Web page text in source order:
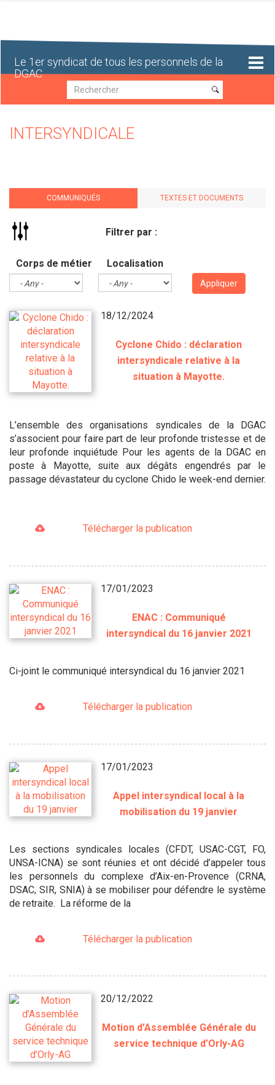
Le 1er syndicat de tous les personnels de la
DGAC
Recherche
Recherche
INTERSYNDICALE
COMMUNIQUÉS TEXTES ET DOCUMENTS
Filtrer par :
Corps de métier Localisation
Appliquer
18/12/2024
Cyclone Chido : déclaration
intersyndicale relative à la
situation à Mayotte.
L’ensemble des organisations syndicales de la DGAC
s’associent pour faire part de leur profonde tristesse et de
leur profonde inquiétude Pour les agents de la DGAC en
poste à Mayotte, suite aux dégâts engendrés par le
passage dévastateur du cyclone Chido le week-end dernier.
Télécharger la publication
17/01/2023
ENAC : Communiqué
intersyndical du 16 janvier 2021
Ci-joint le communiqué intersyndical du 16 janvier 2021
Télécharger la publication
17/01/2023
Appel intersyndical local à la
mobilisation du 19 janvier
Les sections syndicales locales (CFDT, USAC-CGT, FO,
UNSA-ICNA) se sont réunies et ont décidé d’appeler tous
les personnels du complexe d’Aix-en-Provence (CRNA,
DSAC, SIR, SNIA) à se mobiliser pour défendre le système
de retraite. La réforme de la
Télécharger la publication
20/12/2022
Motion d’Assemblée Générale du
service technique d’Orly-AG